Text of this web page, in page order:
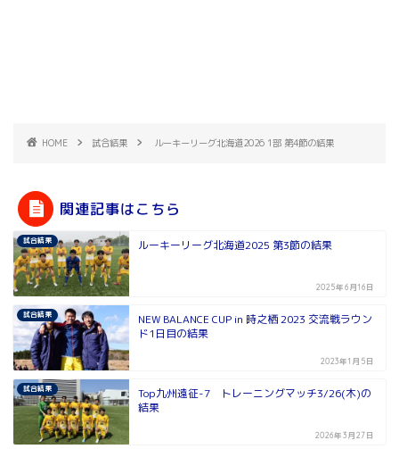
HOME 試合結果 ルーキーリーグ北海道2026 1部 第4節の結果
関連記事はこちら
試合結果 ルーキーリーグ北海道2025 第3節の結果
2025年6月16日
試合結果
NEW BALANCE CUP in 時之栖 2023 交流戦ラウン
ド1日目の結果
2023年1月5日
試合結果
Top九州遠征-7 トレーニングマッチ3/26(木)の
結果
2026年3月27日